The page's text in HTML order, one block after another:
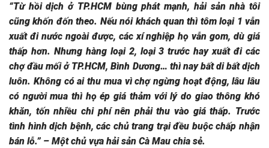
“Từ hồi dịch ở TP.HCM bùng phát mạnh, hải sản nhà tôi
cũng khốn đốn theo. Nếu nói khách quan thì tôm loại 1 vẫn
xuất đi nước ngoài được, các xí nghiệp họ vẫn gom, dù giá
thấp hơn. Nhưng hàng loại 2, loại 3 trước hay xuất đi các
chợ đầu mối ở TP.HCM, Bình Dương… thì nay bất di bất dịch
luôn. Không có ai thu mua vì chợ ngừng hoạt động, lâu lâu
có người mua thì họ ép giá thảm với lý do giao thông khó
khăn, tốn nhiều chi phí nên phải thu vào giá thấp. Trước
tình hình dịch bệnh, các chủ trang trại đều buộc chấp nhận
bán lỗ.” – Một chủ vựa hải sản Cà Mau chia sẻ.